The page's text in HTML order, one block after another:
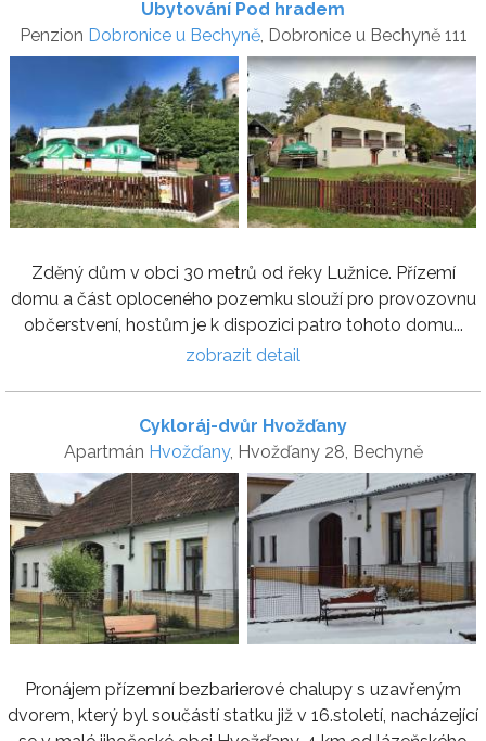
Ubytování Pod hradem
Penzion Dobronice u Bechyně, Dobronice u Bechyně 111
Zděný dům v obci 30 metrů od řeky Lužnice. Přízemí
domu a část oploceného pozemku slouží pro provozovnu
občerstvení, hostům je k dispozici patro tohoto domu...
zobrazit detail
Cykloráj-dvůr Hvožďany
Apartmán Hvožďany, Hvožďany 28, Bechyně
Pronájem přízemní bezbarierové chalupy s uzavřeným
dvorem, který byl součástí statku již v 16.století, nacházející